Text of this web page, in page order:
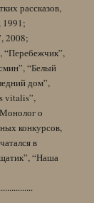
рассказов,
1991;
2008;
“Перебежчик”,
“Белый
дом”,
vitalis”,
о
конкурсов,
в
“Наша